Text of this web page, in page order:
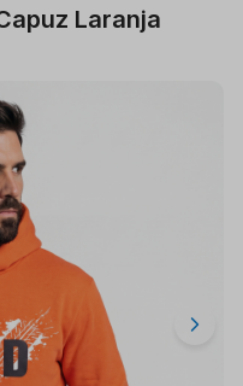
Laranja